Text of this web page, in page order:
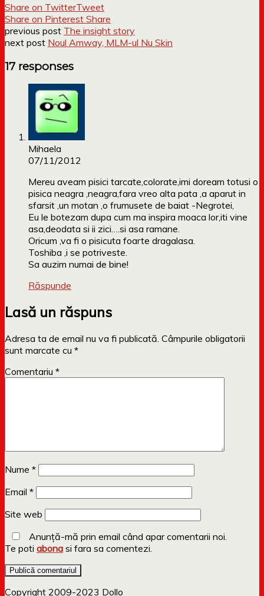
Share on TwitterTweet
Share on Pinterest Share
previous post The insight story
next post Noul Amway, MLM-ul Nu Skin
17 responses
Mihaela
07/11/2012
Mereu aveam pisici tarcate,colorate,imi doream totusi o
pisica neagra ,neagra,fara vreo alta pata ,a aparut in
sfarsit ,un motan ,o frumusete de baiat -Negrotei,
Eu le botezam dupa cum ma inspira moaca lor,iti vine
asa,deodata si ii zici….si asa ramane.
Oricum ,va fi o pisicuta foarte dragalasa.
Toshiba ,i se potriveste.
Sa auzim numai de bine!
Răspunde
Lasă un răspuns
Adresa ta de email nu va fi publicată. Câmpurile obligatorii
sunt marcate cu *
Comentariu *
Nume *
Email *
Site web
Anunță-mă prin email când apar comentarii noi.
Te poti abona si fara sa comentezi.
Copyright 2009-2023 Dollo